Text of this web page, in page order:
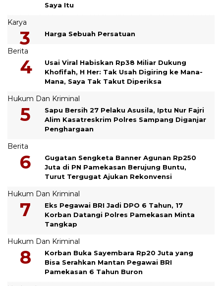
Saya Itu
Karya
Harga Sebuah Persatuan
Berita
Usai Viral Habiskan Rp38 Miliar Dukung
Khofifah, H Her: Tak Usah Digiring ke Mana-
Mana, Saya Tak Takut Diperiksa
Hukum Dan Kriminal
Sapu Bersih 27 Pelaku Asusila, Iptu Nur Fajri
Alim Kasatreskrim Polres Sampang Diganjar
Penghargaan
Berita
Gugatan Sengketa Banner Agunan Rp250
Juta di PN Pamekasan Berujung Buntu,
Turut Tergugat Ajukan Rekonvensi
Hukum Dan Kriminal
Eks Pegawai BRI Jadi DPO 6 Tahun, 17
Korban Datangi Polres Pamekasan Minta
Tangkap
Hukum Dan Kriminal
Korban Buka Sayembara Rp20 Juta yang
Bisa Serahkan Mantan Pegawai BRI
Pamekasan 6 Tahun Buron